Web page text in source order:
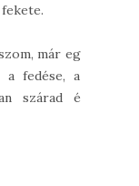
már egy
fedése, az
szárad és